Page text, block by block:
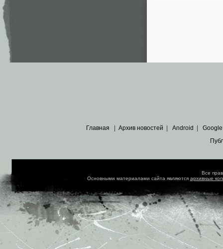
Главная Архив новостей Android Google
Все
Основными материалами сайта являются архивные